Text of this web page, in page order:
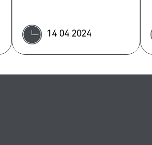
14 04 2024